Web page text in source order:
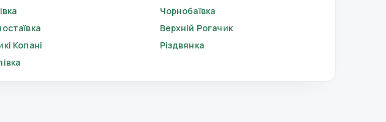
Чорнобаївка
Верхній Рогачик
Копані
Різдвянка